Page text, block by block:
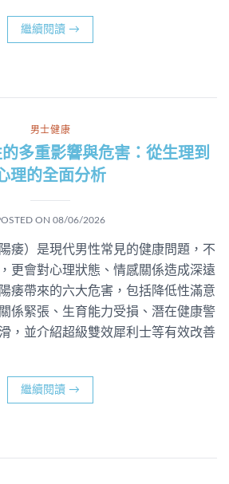
繼續閱讀 →
男士健康
多重影響與危害：從生理到
理的全面分析
ON 08/06/2026
痿）是現代男性常見的健康問題，不
更會對心理狀態、情感關係造成深遠
痿帶來的六大危害，包括降低性滿意
係緊張、生育能力受損、潛在健康警
，並介紹超級雙效犀利士等有效改善
繼續閱讀 →